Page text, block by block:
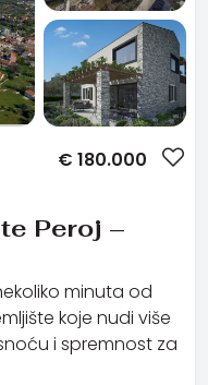
€ 180.000
Peroj –
minuta od
koje nudi više
i spremnost za